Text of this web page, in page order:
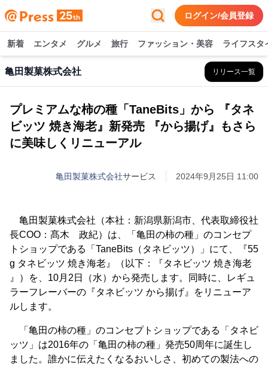
ログイン/会員登録
新着 エンタメ グルメ 旅行 ファッション・美容 ライフスタ
亀田製菓株式会社 リリース一覧
プレミアムな柿の種「TaneBits」から 『タネ
ビッツ 焼き海老』新発売 『から揚げ』もさら
に美味しくリニューアル
亀田製菓株式会社サービス 2024年9月25日 11:00
亀田製菓株式会社（本社：新潟県新潟市、代表取締役社
長COO：髙木 政紀）は、「亀田の柿の種」のコンセプ
トショップである「TaneBits（タネビッツ）」にて、『55
g タネビッツ 焼き海老』（以下：『タネビッツ 焼き海老
』）を、10月2日（水）から発売します。同時に、レギュ
ラーフレーバーの『タネビッツ から揚げ』をリニューア
ルします。
「亀田の柿の種」のコンセプトショップである「タネビ
ッツ」は2016年の「亀田の柿の種」発売50周年に誕生し
ました。誰かに伝えたくなるおいしさ、初めての製法への